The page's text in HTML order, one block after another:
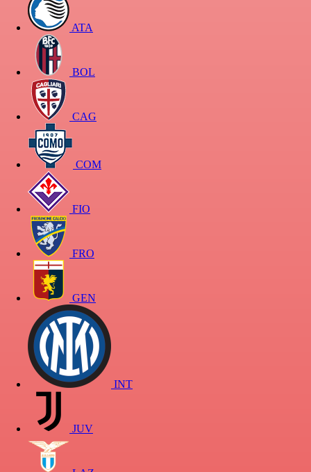
ATA
BOL
CAG
COM
FIO
FRO
GEN
INT
JUV